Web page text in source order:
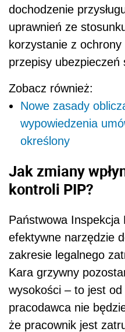
dochodzenie
uprawnień ze
korzystanie z
przepisy ubezpieczeń
Zobacz również:
Nowe zasady
wypowiedzenia
określony
Jak zmiany
kontroli PIP?
Państwowa
efektywne narzędzie
zakresie legalnego
Kara grzywny
wysokości – to jest
pracodawca nie
że pracownik jest